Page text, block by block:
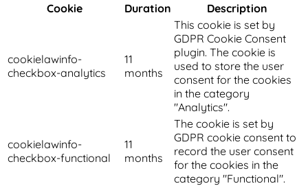
Cookie
Duration Description
cookielawinfo-
checkbox-analytics
11
months
This cookie is set by
GDPR Cookie Consent
plugin. The cookie is
used to store the user
consent for the cookies
in the category
"Analytics".
cookielawinfo-
checkbox-functional
11
months
The cookie is set by
GDPR cookie consent to
record the user consent
for the cookies in the
category "Functional".